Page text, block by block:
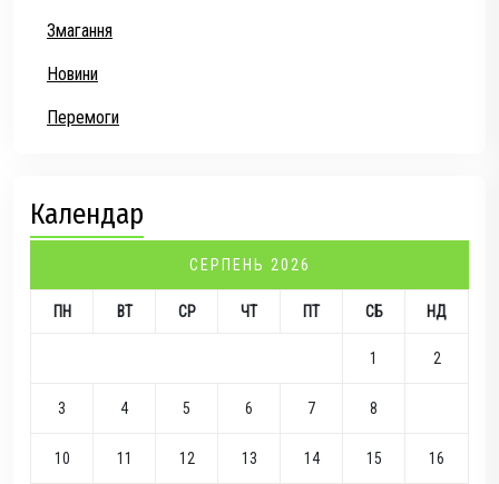
Змагання
Новини
Перемоги
Календар
СЕРПЕНЬ 2026
ПН ВТ СР ЧТ ПТ СБ НД
1 2
3 4 5 6 7 8
10 11 12 13 14 15 16